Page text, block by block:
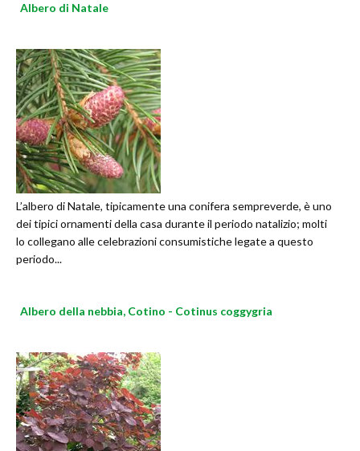
Albero di Natale
L’albero di Natale, tipicamente una conifera sempreverde, è uno
dei tipici ornamenti della casa durante il periodo natalizio; molti
lo collegano alle celebrazioni consumistiche legate a questo
periodo...
Albero della nebbia, Cotino - Cotinus coggygria